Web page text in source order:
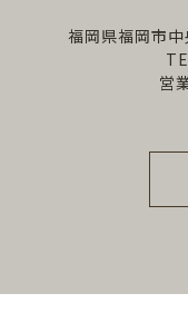
福岡県福岡市
営